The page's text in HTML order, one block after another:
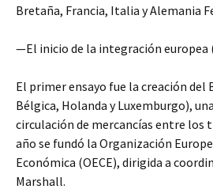
Bretaña, Francia, Italia y Alemania
—El inicio de la integración europea
El primer ensayo fue la creación del
Bélgica, Holanda y Luxemburgo),
circulación de mercancías entre los
año se fundó la Organización
Económica (OECE), dirigida a
Marshall.